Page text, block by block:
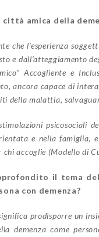
città amica della
che l’esperienza
e dall’atteggiamento
Accogliente e
ancora capace di
della malattia,
psicosociali
e nella
accoglie (Modello di
il tema
con demenza?
prodisporre un
demenza come